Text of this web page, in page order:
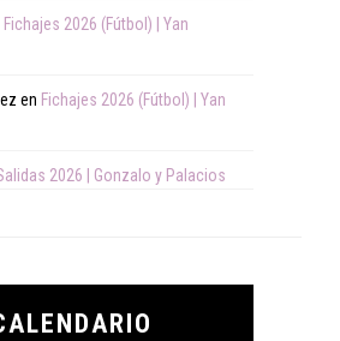
Fichajes 2026 (Fútbol) | Yan
en Fichajes 2026 (Fútbol) | Yan
2026 | Gonzalo y Palacios